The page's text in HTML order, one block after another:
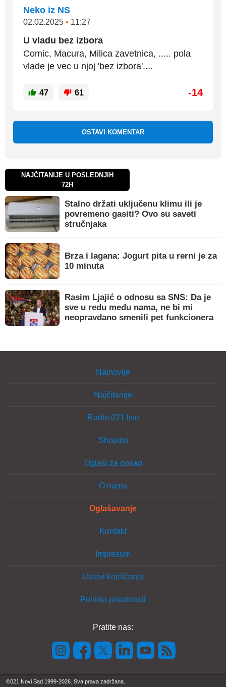
Neko iz NS
02.02.2025 • 11:27
U vladu bez izbora
Comic, Macura, Milica zavetnica, ..... pola
vlade je vec u njoj 'bez izbora'....
47 61 -14
OSTAVI KOMENTAR
NAJČITANIJE U POSLEDNJIH
72H
Stalno držati uključenu klimu ili je
povremeno gasiti? Ovo su saveti
stručnjaka
Brza i lagana: Jogurt pita u rerni je za
10 minuta
Rasim Ljajić o odnosu sa SNS: Da je
sve u redu među nama, ne bi mi
neopravdano smenili pet funkcionera
Najnovije
Najčitanije
Radio 021 live
Shopins
Oglasi za posao
O nama
Oglašavanje
Kontakt
Impresum
Uslovi korišćenja
Politika privatnosti
Pratite nas:
©021 Novi Sad 1999-2026. Sva prava zadržana.